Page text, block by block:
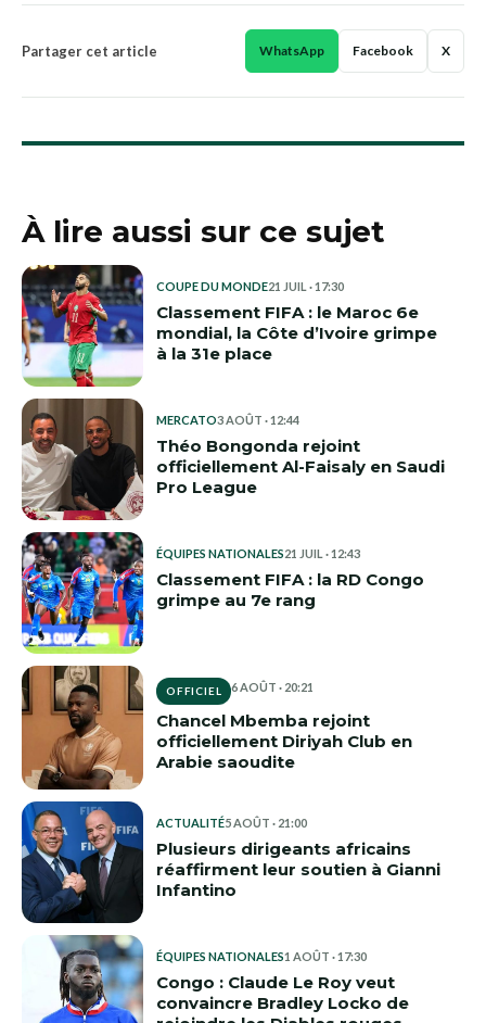
Partager cet article WhatsApp Facebook X
À lire aussi sur ce sujet
COUPE DU MONDE21 JUIL · 17:30
Classement FIFA : le Maroc 6e
mondial, la Côte d’Ivoire grimpe
à la 31e place
MERCATO3 AOÛT · 12:44
Théo Bongonda rejoint
officiellement Al-Faisaly en Saudi
Pro League
ÉQUIPES NATIONALES21 JUIL · 12:43
Classement FIFA : la RD Congo
grimpe au 7e rang
OFFICIEL 6 AOÛT · 20:21
Chancel Mbemba rejoint
officiellement Diriyah Club en
Arabie saoudite
ACTUALITÉ5 AOÛT · 21:00
Plusieurs dirigeants africains
réaffirment leur soutien à Gianni
Infantino
ÉQUIPES NATIONALES1 AOÛT · 17:30
Congo : Claude Le Roy veut
convaincre Bradley Locko de